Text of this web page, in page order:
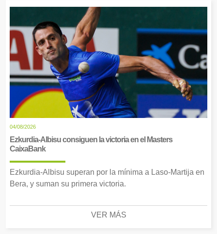
04/08/2026
Ezkurdia-Albisu consiguen la victoria en el Masters
CaixaBank
Ezkurdia-Albisu superan por la mínima a Laso-Martija en
Bera, y suman su primera victoria.
VER MÁS